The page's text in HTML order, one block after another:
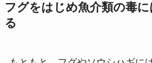
フグをはじめ魚介類の毒
る